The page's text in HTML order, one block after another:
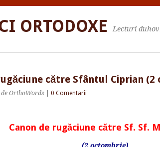
ORTODOXE Lecturi
către Sfântul Ciprian (2
de OrthoWords 0 Comentarii
Canon de rugăciune către Sf. Sf.